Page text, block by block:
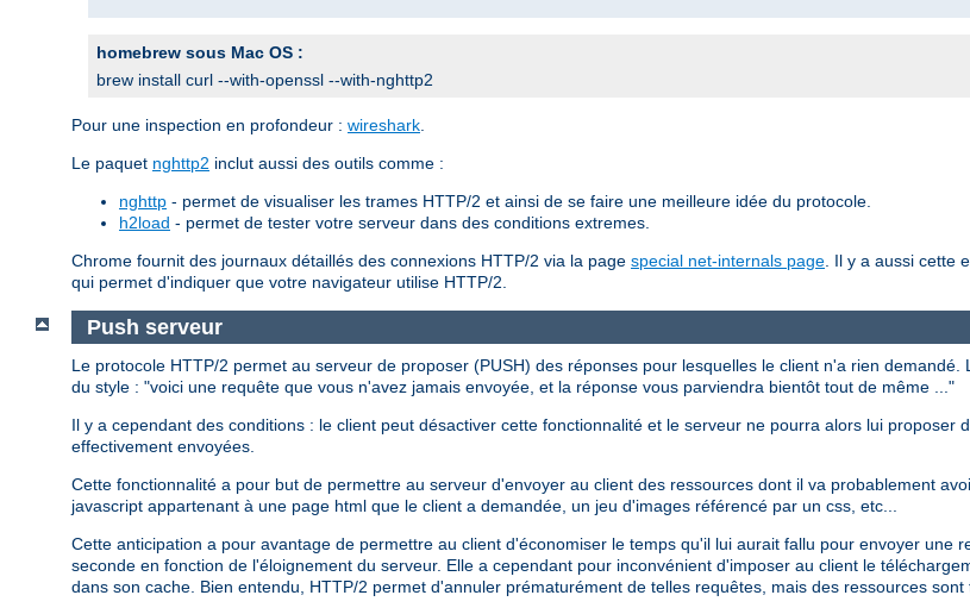
homebrew sous Mac OS :
brew install curl --with-openssl --with-nghttp2
Pour une inspection en profondeur : wireshark
Le paquet nghttp2 inclut aussi des outils comme :
nghttp - permet de visualiser les trames HTTP/2 et ainsi de se faire une meilleure idée du protocole.
h2load - permet de tester votre serveur dans des conditions extremes.
Chrome fournit des journaux détaillés des connexions HTTP/2 via la page special net-internals page . Il y a aussi cette
qui permet d'indiquer que votre navigateur utilise HTTP/2.
Push serveur
Le protocole HTTP/2 permet au serveur de proposer (PUSH) des réponses pour lesquelles le client n'a rien
du style : "voici une requête que vous n'avez jamais envoyée, et la réponse vous parviendra bientôt tout de même ..."
Il y a cependant des conditions : le client peut désactiver cette fonctionnalité et le serveur ne pourra alors lui proposer
effectivement envoyées.
Cette fonctionnalité a pour but de permettre au serveur d'envoyer au client des ressources dont il va probablement
javascript appartenant à une page html que le client a demandée, un jeu d'images référencé par un css, etc...
Cette anticipation a pour avantage de permettre au client d'économiser le temps qu'il lui aurait fallu pour envoyer une
seconde en fonction de l'éloignement du serveur. Elle a cependant pour inconvénient d'imposer au client le
dans son cache. Bien entendu, HTTP/2 permet d'annuler prématurément de telles requêtes, mais des ressources